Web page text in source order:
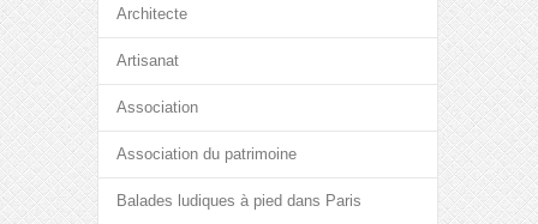
Architecte
Artisanat
Association
Association du patrimoine
Balades ludiques à pied dans Paris